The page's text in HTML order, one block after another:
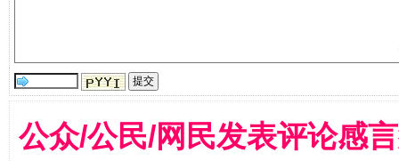
公众/公民/网民发表评论感